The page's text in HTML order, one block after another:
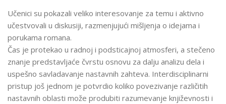
Učenici su pokazali veliko interesovanje za temu i aktivno
učestvovali u diskusiji, razmenjujući mišljenja o idejama i
porukama romana.
Čas je protekao u radnoj i podsticajnoj atmosferi, a stečeno
znanje predstavljaće čvrstu osnovu za dalju analizu dela i
uspešno savladavanje nastavnih zahteva. Interdisciplinarni
pristup još jednom je potvrdio koliko povezivanje različitih
nastavnih oblasti može produbiti razumevanje književnosti i